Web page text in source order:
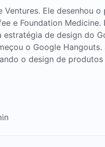
Ele desenhou
e Foundation
de design do
o Google
o design de